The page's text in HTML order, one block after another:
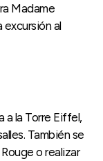
Madame
excursión al
a la Torre Eiffel,
También se
o realizar